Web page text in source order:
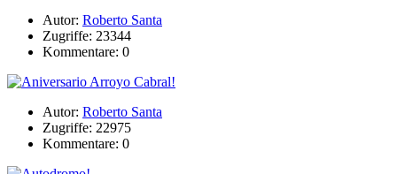
Autor: Roberto Santa
Zugriffe: 23344
Kommentare: 0
Autor: Roberto Santa
Zugriffe: 22975
Kommentare: 0